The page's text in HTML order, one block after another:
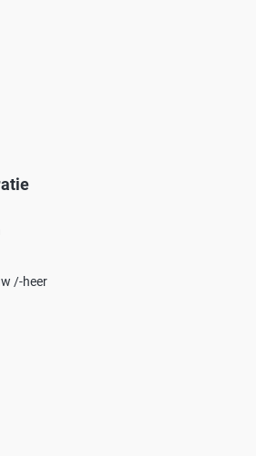
/-heer